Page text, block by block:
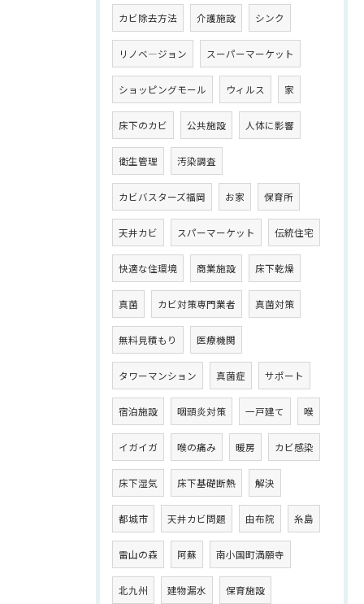
カビ除去方法 介護施設 シンク
リノベ―ジョン スーパーマーケット
ショッピングモール ウィルス 家
床下のカビ 公共施設 人体に影響
衛生管理 汚染調査
カビバスターズ福岡 お家 保育所
天井カビ スパーマーケット 伝統住宅
快適な住環境 商業施設 床下乾燥
真菌 カビ対策専門業者 真菌対策
無料見積もり 医療機関
タワーマンション 真菌症 サポート
宿泊施設 咽頭炎対策 一戸建て 喉
イガイガ 喉の痛み 暖房 カビ感染
床下湿気 床下基礎断熱 解決
都城市 天井カビ問題 由布院 糸島
雷山の森 阿蘇 南小国町満願寺
北九州 建物漏水 保育施設